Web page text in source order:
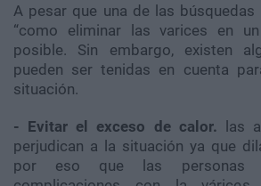
A pesar que una de las búsquedas
“como eliminar las varices en
posible. Sin embargo, existen
pueden ser tenidas en cuenta
situación.
- Evitar el exceso de calor. las
perjudican a la situación ya que
por eso que las personas